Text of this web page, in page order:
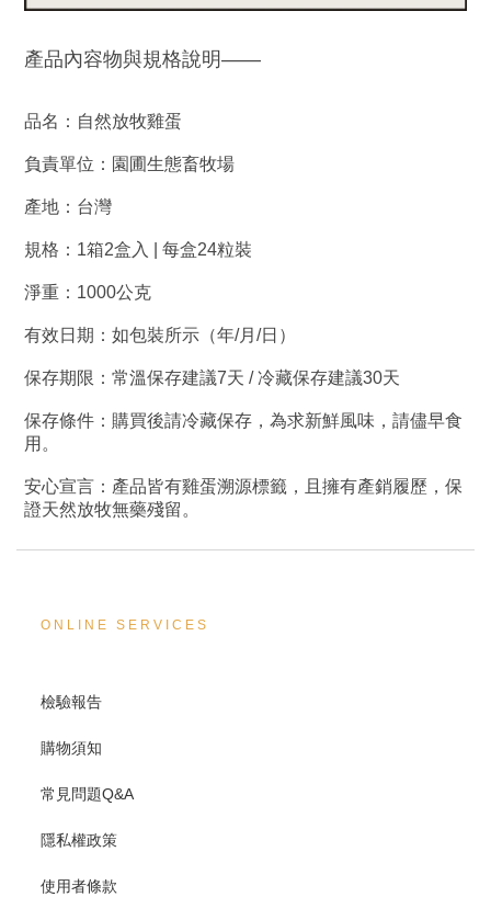
產品內容物與規格說明——
品名：自然放牧雞蛋
負責單位： 園圃生態畜牧場
產地：台灣
規格： 1箱2盒入 每盒24粒裝
淨重： 1000公克
有效日期：如包裝所示（年/月 /日）
保存期限：常溫保存建議7天 /冷藏保存建議30天
保存條件：購買後請冷藏保存，為求新鮮風味，請儘早食
用。
安心宣言：產品皆有雞蛋溯源標籤，且擁有產銷履歷，保
證天然放牧無藥殘留。
ONLINE SERVICES
檢驗報告
購物須知
常見問題Q&A
隱私權政策
使用者條款